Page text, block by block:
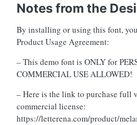
Notes from the
By installing or using this font,
Product Usage Agreement:
– This demo font is ONLY for
COMMERCIAL USE ALLOWED!
– Here is the link to purchase full
commercial license:
https://letterena.com/product/